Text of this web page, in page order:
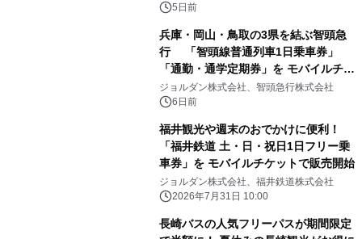
5日前
兵庫・岡山・鳥取の3県を結ぶ智頭急
行 「智頭線普通列車1日乗車券」
「通勤・通学定期券」を モバイルチケ
ットで販売開始
ジョルダン株式会社、智頭急行株式会社
6日前
福井観光や週末のおでかけに便利！
「福井鉄道 土・日・祝日1日フリー乗
車券」を モバイルチケットで販売開始
ジョルダン株式会社、福井鉄道株式会社
2026年7月31日 10:00
長崎バスの人気フリーパスが期間限定